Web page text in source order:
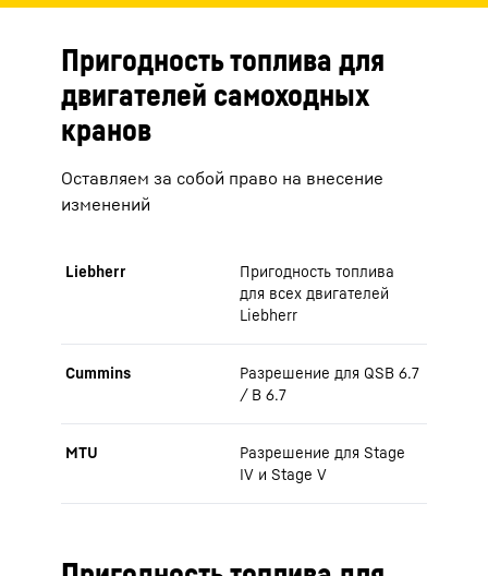
Пригодность топлива для
двигателей самоходных
кранов
Оставляем за собой право на внесение
изменений
Liebherr
Пригодность топлива
для всех двигателей
Liebherr
Cummins
Разрешение для QSB 6.7
/ B 6.7
MTU
Разрешение для Stage
IV и Stage V